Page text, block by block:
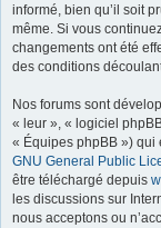
informé, bien qu’il soit
même. Si vous
changements ont été
des conditions
Nos forums sont
« leur », « logiciel
« Équipes phpBB ») qui
GNU General Public
être téléchargé depuis
les discussions sur
nous acceptons ou